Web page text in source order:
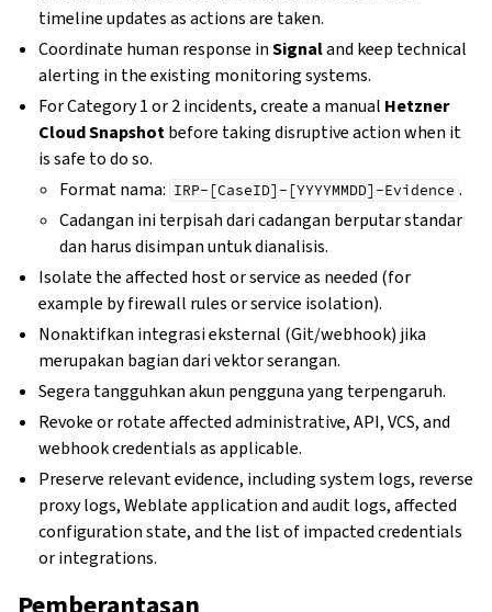
timeline updates as actions are taken.
Coordinate human response inSignaland keep technical
alerting in the existing monitoring systems.
For Category 1 or 2 incidents, create a manual Hetzner
Cloud Snapshotbefore taking disruptive action when it
is safe to do so.
Format nama: IRP-[CaseID]-[YYYYMMDD]-Evidence .
Cadangan ini terpisah dari cadangan berputar standar
dan harus disimpan untuk dianalisis.
Isolate the affected host or service as needed (for
example by firewall rules or service isolation).
Nonaktifkan integrasi eksternal (Git/webhook) jika
merupakan bagian dari vektor serangan.
Segera tangguhkan akun pengguna yang terpengaruh.
Revoke or rotate affected administrative, API, VCS, and
webhook credentials as applicable.
Preserve relevant evidence, including system logs, reverse
proxy logs, Weblate application and audit logs, affected
configuration state, and the list of impacted credentials
or integrations.